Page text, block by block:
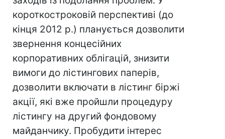
короткостроковій перспективі (до
кінця 2012 р.) планується дозволити
звернення концесійних
корпоративних облігацій, знизити
вимоги до лістингових паперів,
дозволити включати в лістинг біржі
акції, які вже пройшли процедуру
лістингу на другий фондовому
майданчику. Пробудити інтерес